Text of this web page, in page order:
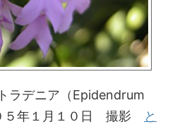
ラデニア（Epidendrum
年１月１０日 撮影
と